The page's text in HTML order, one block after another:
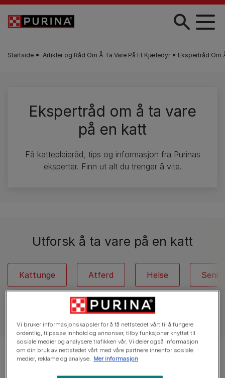
Skip to main content
Startside Artikler og Råd Om Å Ta Vare På Et Kjæledyr Ekspertråd Om
Ekspertråd om å ta vare
på en katt
Få kattepleieråd, tips og informasjon fra Purinas
eksperter. Finn ut alt du trenger å vite.
Utforsk å ta vare på en katt
Kattunge Atferd Helse
Viser 12 av 30 artikler
Vi bruker informasjonskapsler for å få nettstedet vårt til å fungere
ordentlig, tilpasse innhold og annonser, tilby funksjoner knyttet til
sosiale medier og analysere trafikken vår. Vi deler også informasjon
om din bruk av nettstedet vårt med våre partnere innenfor sosiale
medier, reklame og analyse. Mer informasjon